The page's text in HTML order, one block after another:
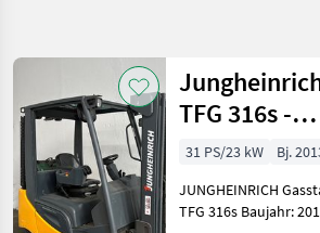
TFG 316s -
TRIPLEX
!!!
31 PS/23 kW Bj.
JUNGHEINRICH
TFG 316s Baujahr: